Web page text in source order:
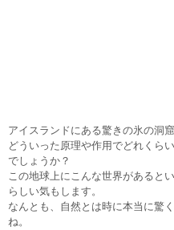
アイスランドにある驚きの氷の洞窟
どういった原理や作用でどれくら
でしょうか？
この地球上にこんな世界があると
らしい気もします。
なんとも、自然とは時に本当に驚
ね。